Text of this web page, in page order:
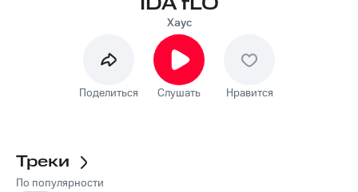
Хаус
Поделиться Слушать Нравится
Треки
По популярности